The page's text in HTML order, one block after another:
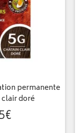
permanente
clair doré
€